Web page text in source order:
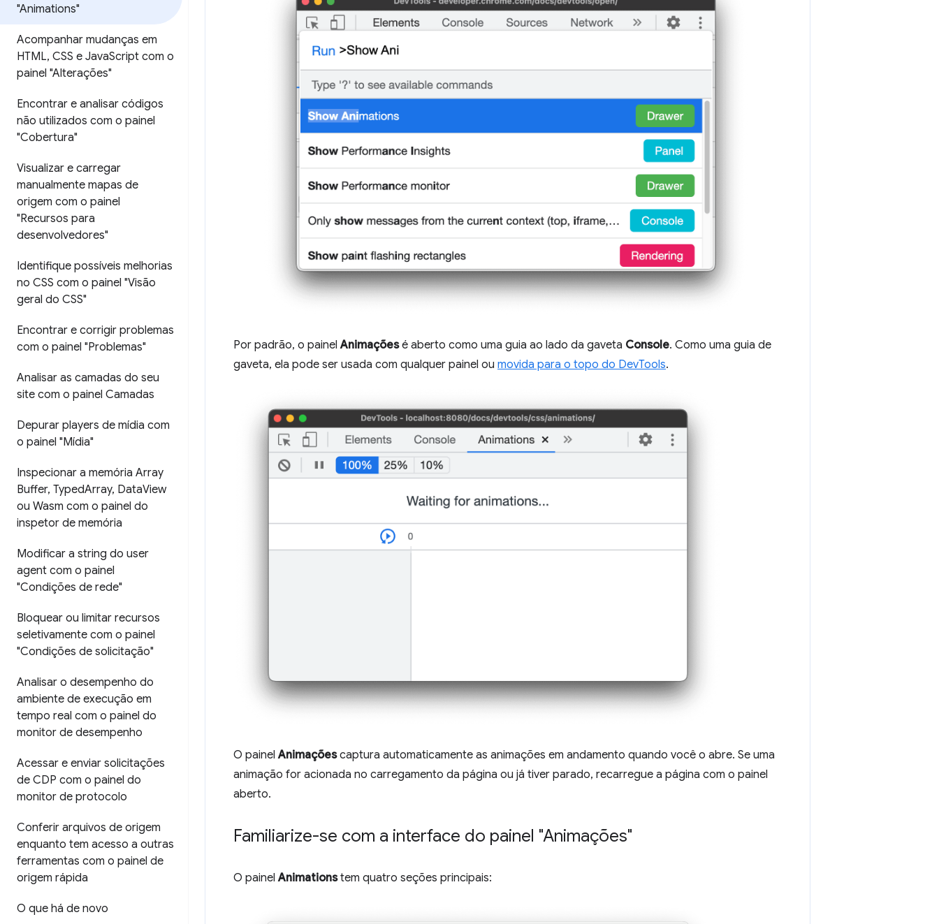
"Animations"
Acompanhar mudanças em
HTML, CSS e JavaScript com o
painel "Alterações"
Encontrar e analisar códigos
não utilizados com o painel
"Cobertura"
Visualizar e carregar
manualmente mapas de
origem com o painel
"Recursos para
desenvolvedores"
Identifique possíveis melhorias
no CSS com o painel "Visão
geral do CSS"
Encontrar e corrigir problemas
com o painel "Problemas"
Analisar as camadas do seu
site com o painel Camadas
Depurar players de mídia com
o painel "Mídia"
Inspecionar a memória Array
Buffer, TypedArray, DataView
ou Wasm com o painel do
inspetor de memória
Modificar a string do user
agent com o painel
"Condições de rede"
Bloquear ou limitar recursos
seletivamente com o painel
"Condições de solicitação"
Analisar o desempenho do
ambiente de execução em
tempo real com o painel do
monitor de desempenho
Acessar e enviar solicitações
de CDP com o painel do
monitor de protocolo
Conferir arquivos de origem
enquanto tem acesso a outras
ferramentas com o painel de
origem rápida
O que há de novo
Por padrão, o painelAnimaçõesé aberto como uma guia ao lado da gaveta Console. Como uma guia de
gaveta, ela pode ser usada com qualquer painel ou movida para o topo do DevTools.
O painelAnimaçõescaptura automaticamente as animações em andamento quando você o abre. Se uma
animação for acionada no carregamento da página ou já tiver parado, recarregue a página com o painel
aberto.
Familiarize-se com a interface do painel "Animações"
O painelAnimationstem quatro seções principais: